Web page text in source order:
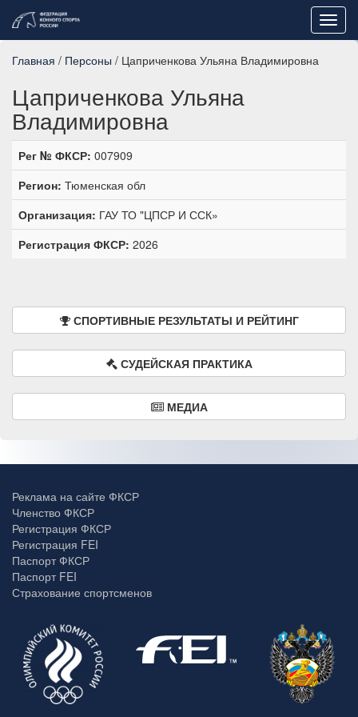
Главная / Персоны / Цаприченкова Ульяна Владимировна
Цаприченкова Ульяна
Владимировна
Рег № ФКСР: 007909
Регион: Тюменская обл
Организация: ГАУ ТО "ЦПСР И ССК»
Регистрация ФКСР: 2026
СПОРТИВНЫЕ РЕЗУЛЬТАТЫ И РЕЙТИНГ
СУДЕЙСКАЯ ПРАКТИКА
МЕДИА
Реклама на сайте ФКСР
Членство ФКСР
Регистрация ФКСР
Регистрация FEI
Паспорт ФКСР
Паспорт FEI
Страхование спортсменов